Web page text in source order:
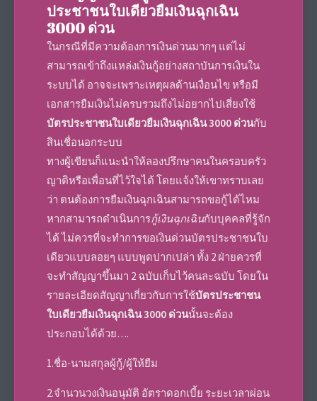
ประชาชนใบเดียวยืมเงินฉุกเฉิน
3000 ด่วน
ในกรณีที่มีความต้องการเงินด่วนมากๆ แต่ไม่
สามารถเข้าถึงแหล่งเงินกู้อย่างสถาบันการเงินใน
ระบบได้ อาจจะเพราะเหตุผลด้านเงื่อนไข หรือมี
เอกสารยืมเงินไม่ครบรวมถึงไม่อยากไปเสี่ยงใช้
บัตรประชาชนใบเดียวยืมเงินฉุกเฉิน 3000 ด่วนกับ
สินเชื่อนอกระบบ
ทางผู้เขียนก็แนะนำให้ลองปรึกษาคนในครอบครัว
ญาติหรือเพื่อนที่ไว้ใจได้ โดยแจ้งให้เขาทราบเลย
ว่า ตนต้องการยืมเงินฉุกเฉินสามารถขอกู้ได้ไหม
หากสามารถดำเนินการกู้เงินฉุกเฉินกับบุคคลที่รู้จัก
ได้ ไม่ควรที่จะทำการขอเงินด่วนบัตรประชาชนใบ
เดียวแบบลอยๆ แบบพูดปากเปล่า ทั้ง 2 ฝ่ายควรที่
จะทำสัญญาขึ้นมา 2 ฉบับเก็บไว้คนละฉบับ โดยใน
รายละเอียดสัญญาเกี่ยวกับการใช้บัตรประชาชน
ใบเดียวยืมเงินฉุกเฉิน 3000 ด่วนนั้นจะต้อง
ประกอบได้ด้วย….
1.ชื่อ-นามสกุลผู้กู้/ผู้ให้ยืม
2.จำนวนวงเงินอนุมัติ อัตราดอกเบี้ย ระยะเวลาผ่อน